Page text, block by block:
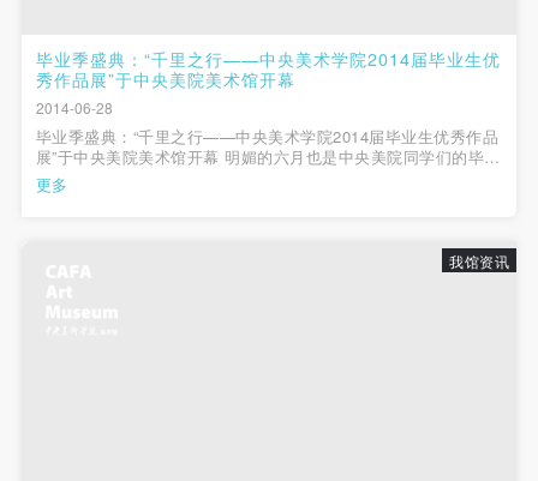
毕业季盛典：“千里之行——中央美术学院2014届毕业生优
秀作品展”于中央美院美术馆开幕
2014-06-28
毕业季盛典：“千里之行——中央美术学院2014届毕业生优秀作品
展”于中央美院美术馆开幕 明媚的六月也是中央美院同学们的毕业
季，告别校园生活，带着自信和憧憬，踏上社会，经历艺术人生
的另一个阶段。六月的毕业季，一个艺术家的千里之行中的第一
更多
我馆资讯